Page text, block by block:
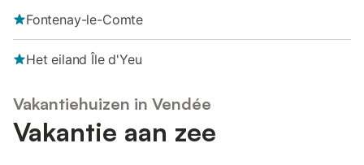
Fontenay-le-Comte
Het eiland Île d'Yeu
Vakantiehuizen in Vendée
Vakantie aan zee